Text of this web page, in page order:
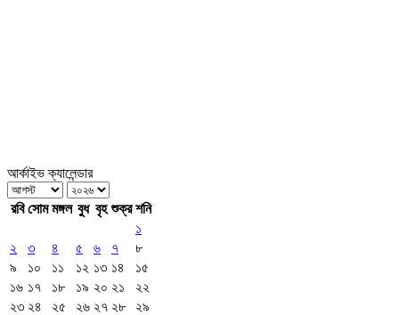
আর্কাইভ ক্যালেন্ডার
রবি সোম মঙ্গল বুধ বৃহ শুক্র শনি
১
২
৩ ৪ ৫ ৬ ৭
৮
৯
১০ ১১ ১২ ১৩ ১৪
১৫
১৬ ১৭ ১৮ ১৯ ২০ ২১
২২
২৩ ২৪ ২৫ ২৬ ২৭ ২৮
২৯